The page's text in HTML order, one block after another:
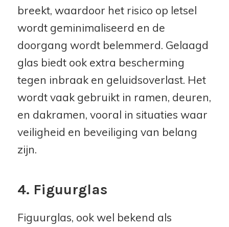
breekt, waardoor het risico op letsel
wordt geminimaliseerd en de
doorgang wordt belemmerd. Gelaagd
glas biedt ook extra bescherming
tegen inbraak en geluidsoverlast. Het
wordt vaak gebruikt in ramen, deuren,
en dakramen, vooral in situaties waar
veiligheid en beveiliging van belang
zijn.
4. Figuurglas
Figuurglas, ook wel bekend als